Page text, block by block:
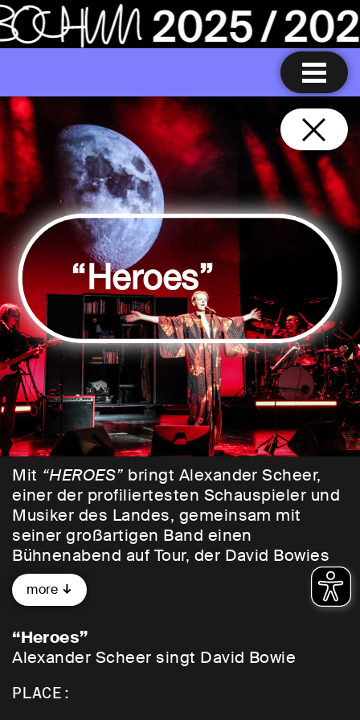
“Heroes”
Mit “HEROES” bringt Alexander Scheer,
einer der profiliertesten Schauspieler und
Musiker des Landes, gemeinsam mit
seiner großartigen Band einen
Bühnenabend auf Tour, der David Bowies
musikalisches Werk mit einer grandiosen
Show neu beleuchtet. Dabei nähert sich
besondere Weise: nicht nur als reine
Hommage, sondern auch als persönliche
essenziell wichtigen Literatur verbindet.
more
“Heroes”
Alexander Scheer singt David Bowie
PLACE: